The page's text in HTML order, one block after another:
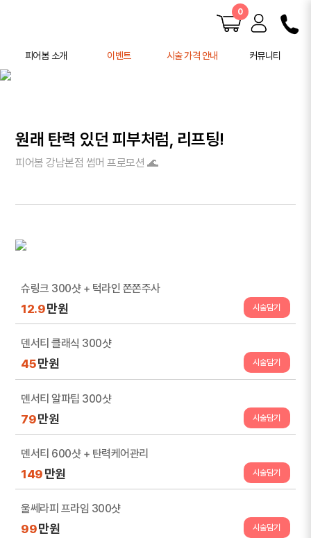
0
피어봄 소개 이벤트 시술 가격 안내 커뮤니티
원래 탄력 있던 피부처럼, 리프팅!
피어봄 강남본점 썸머 프로모션 🌊
슈링크 300샷 + 턱라인 쫀쫀주사
12.9만원 시술담기
덴서티 클래식 300샷
45만원 시술담기
덴서티 알파팁 300샷
79만원 시술담기
덴서티 600샷 + 탄력케어관리
149 만원 시술담기
울쎄라피 프라임 300샷
99만원 시술담기